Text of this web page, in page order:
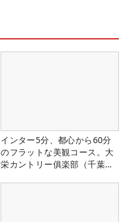
インター5分、都心から60分
のフラットな美観コース。大
栄カントリー俱楽部（千葉